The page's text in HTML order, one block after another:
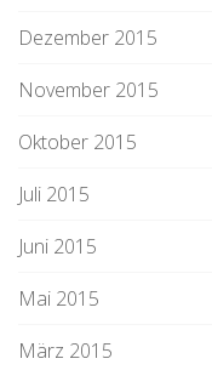
Dezember 2015
November 2015
Oktober 2015
Juli 2015
Juni 2015
Mai 2015
März 2015